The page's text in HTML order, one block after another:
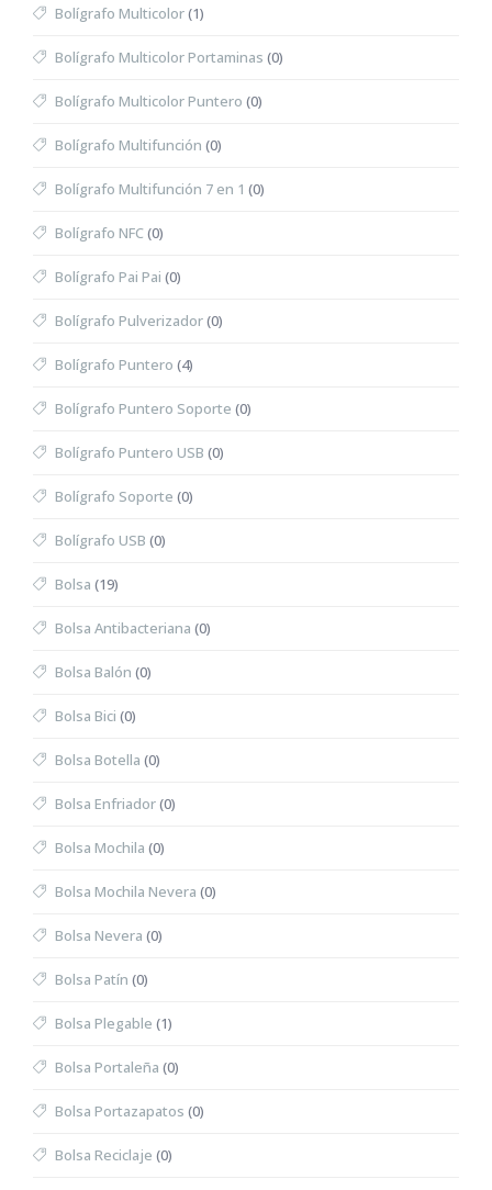
Bolígrafo Multicolor(1)
Bolígrafo Multicolor Portaminas (0)
Bolígrafo Multicolor Puntero (0)
Bolígrafo Multifunción (0)
Bolígrafo Multifunción 7 en 1 (0)
Bolígrafo NFC(0)
Bolígrafo Pai Pai (0)
Bolígrafo Pulverizador(0)
Bolígrafo Puntero (4)
Bolígrafo Puntero Soporte (0)
Bolígrafo Puntero USB (0)
Bolígrafo Soporte (0)
Bolígrafo USB (0)
Bolsa (19)
Bolsa Antibacteriana (0)
Bolsa Balón (0)
Bolsa Bici (0)
Bolsa Botella (0)
Bolsa Enfriador(0)
Bolsa Mochila (0)
Bolsa Mochila Nevera (0)
Bolsa Nevera (0)
Bolsa Patín (0)
Bolsa Plegable (1)
Bolsa Portaleña (0)
Bolsa Portazapatos (0)
Bolsa Reciclaje (0)